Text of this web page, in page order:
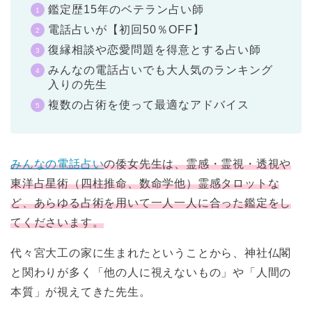
鑑定歴15年のベテラン占い師
電話占いが【初回50％OFF】
復縁相談や恋愛問題を得意とする占い師
みんなの電話占いでも大人気のランキング
入りの先生
複数の占術を使って最適なアドバイス
みんなの電話占いの倭女先生は、霊感・霊視・透視や
東洋占星術（四柱推命、数命学他）霊感タロットな
ど、あらゆる占術を用いて一人一人に合った鑑定をし
てくださいます。
代々宮大工の家に生まれたということから、神社仏閣
と関わりが多く「他の人に視えないもの」や「人間の
本質」が視えてきた先生。